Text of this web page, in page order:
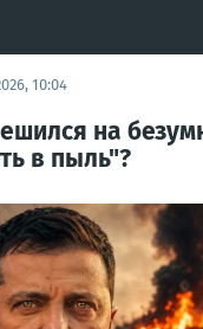
10:04
на
в пыль"?